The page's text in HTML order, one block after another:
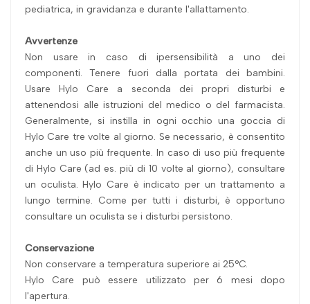
pediatrica, in gravidanza e durante l'allattamento.
Avvertenze
Non usare in caso di ipersensibilità a uno dei
componenti. Tenere fuori dalla portata dei bambini.
Usare Hylo Care a seconda dei propri disturbi e
attenendosi alle istruzioni del medico o del farmacista.
Generalmente, si instilla in ogni occhio una goccia di
Hylo Care tre volte al giorno. Se necessario, è consentito
anche un uso più frequente. In caso di uso più frequente
di Hylo Care (ad es. più di 10 volte al giorno), consultare
un oculista. Hylo Care è indicato per un trattamento a
lungo termine. Come per tutti i disturbi, è opportuno
consultare un oculista se i disturbi persistono.
Conservazione
Non conservare a temperatura superiore ai 25°C.
Hylo Care può essere utilizzato per 6 mesi dopo
l'apertura.